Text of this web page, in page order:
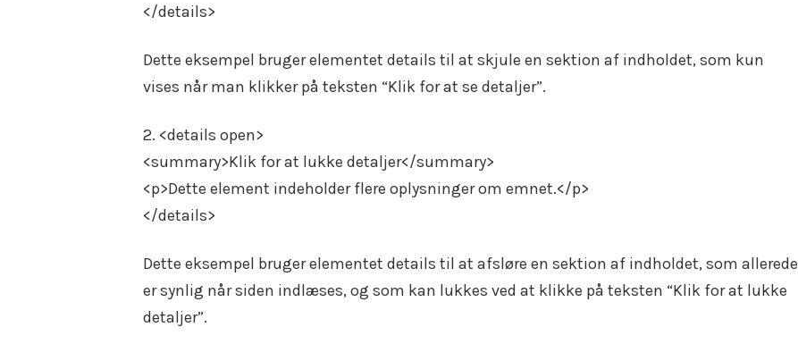
</details>
Dette eksempel bruger elementet details til at skjule en sektion af indholdet, som kun
vises når man klikker på teksten “Klik for at se detaljer”.
2. <details open>
<summary>Klik for at lukke detaljer</summary>
<p>Dette element indeholder flere oplysninger om emnet.</p>
</details>
Dette eksempel bruger elementet details til at afsløre en sektion af indholdet, som allerede
er synlig når siden indlæses, og som kan lukkes ved at klikke på teksten “Klik for at lukke
detaljer”.